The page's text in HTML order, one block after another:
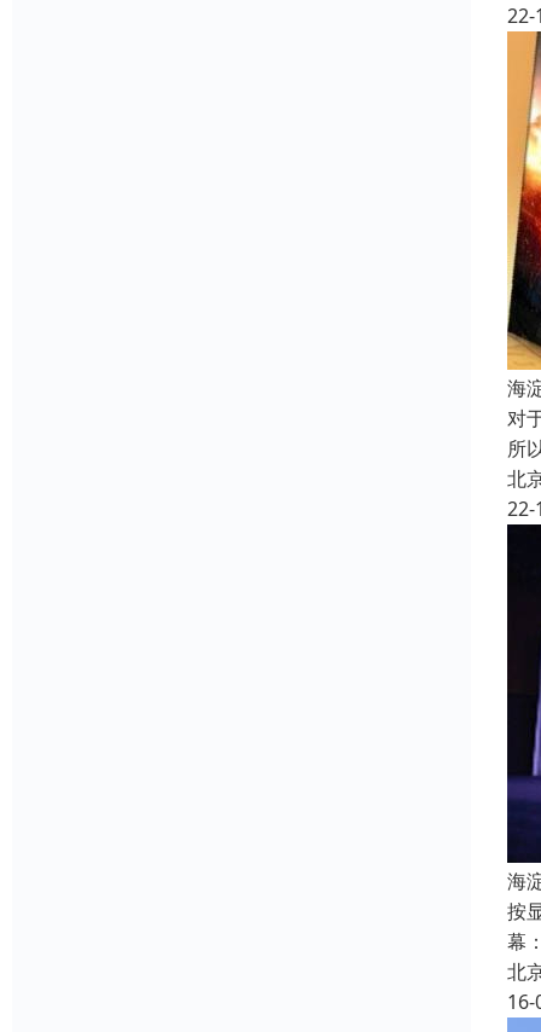
22-
海
对
所
北
22-
海
按
幕
北
16-